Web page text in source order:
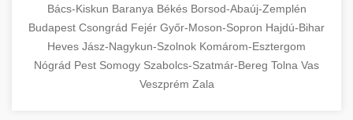
Bács-Kiskun Baranya Békés Borsod-Abaúj-Zemplén
Budapest Csongrád Fejér Győr-Moson-Sopron Hajdú-Bihar
Heves Jász-Nagykun-Szolnok Komárom-Esztergom
Nógrád Pest Somogy Szabolcs-Szatmár-Bereg Tolna Vas
Veszprém Zala